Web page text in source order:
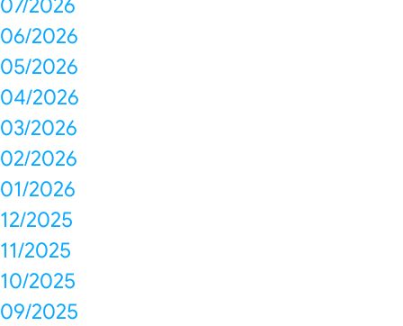
07/2026
06/2026
05/2026
04/2026
03/2026
02/2026
01/2026
12/2025
11/2025
10/2025
09/2025